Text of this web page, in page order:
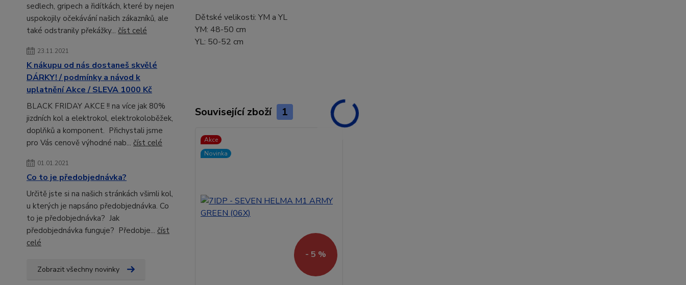
sedlech, gripech a řidítkách, které by nejen
uspokojily očekávání našich zákazníků, ale
také odstranily překážky... číst celé
23.11.2021
K nákupu od nás dostaneš skvělé
DÁRKY! / podmínky a návod k
uplatnění Akce / SLEVA 1000 Kč
BLACK FRIDAY AKCE !! na více jak 80%
jizdních kol a elektrokol, elektrokoloběžek,
doplňků a komponent. Přichystali jsme
pro Vás cenově výhodné nab... číst celé
01.01.2021
Co to je předobjednávka?
Určitě jste si na našich stránkách všimli kol,
u kterých je napsáno předobjednávka. Co
to je předobjednávka? Jak
předobjednávka funguje? Předobje... číst
celé
Zobrazit všechny novinky
Dětské velikosti: YM a YL
YM: 48-50 cm
YL: 50-52 cm
Související zboží 1
Akce
Novinka
- 5 %